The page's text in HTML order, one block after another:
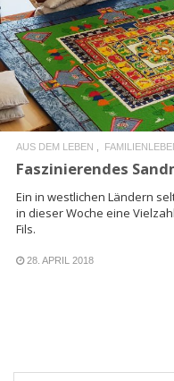
AUS DEM LEBEN
Faszinierendes
Ein in westlichen Ländern
in dieser Woche eine
Fils.
28. APRIL 2018